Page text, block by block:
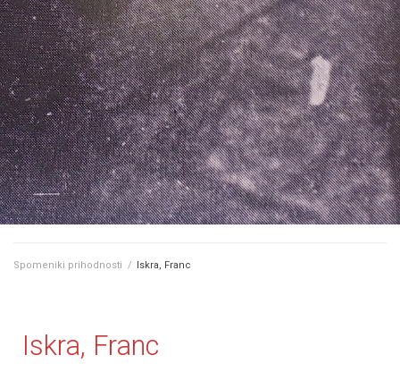
Spomeniki prihodnosti / Iskra, Franc
Iskra, Franc